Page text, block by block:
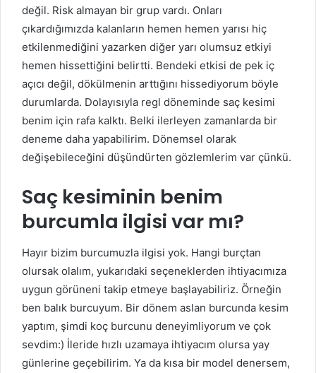
değil. Risk almayan bir grup vardı. Onları
çıkardığımızda kalanların hemen hemen yarısı hiç
etkilenmediğini yazarken diğer yarı olumsuz etkiyi
hemen hissettiğini belirtti. Bendeki etkisi de pek iç
açıcı değil, dökülmenin arttığını hissediyorum böyle
durumlarda. Dolayısıyla regl döneminde saç kesimi
benim için rafa kalktı. Belki ilerleyen zamanlarda bir
deneme daha yapabilirim. Dönemsel olarak
değişebileceğini düşündürten gözlemlerim var çünkü.
Saç kesiminin benim
burcumla ilgisi var mı?
Hayır bizim burcumuzla ilgisi yok. Hangi burçtan
olursak olalım, yukarıdaki seçeneklerden ihtiyacımıza
uygun görüneni takip etmeye başlayabiliriz. Örneğin
ben balık burcuyum. Bir dönem aslan burcunda kesim
yaptım, şimdi koç burcunu deneyimliyorum ve çok
sevdim:) İleride hızlı uzamaya ihtiyacım olursa yay
günlerine geçebilirim. Ya da kısa bir model denersem,